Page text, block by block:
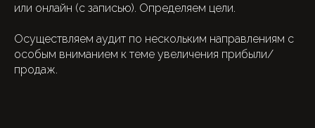
или онлайн (с записью). Определяем цели.
Осуществляем аудит по нескольким направлениям с
особым вниманием к теме увеличения прибыли/
продаж.